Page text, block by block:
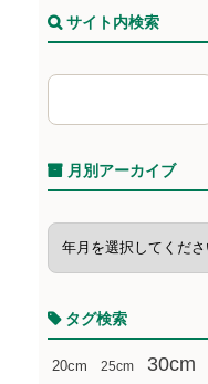
サイト内検索
月別アーカイブ
タグ検索
20cm 25cm 30cm